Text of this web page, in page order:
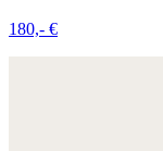
180,- €